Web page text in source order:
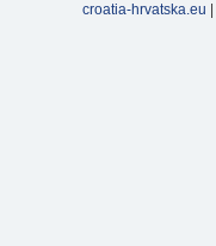
croatia-hrvatska.eu